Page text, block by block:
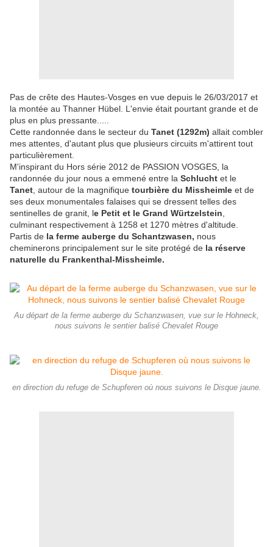
Pas de crête des Hautes-Vosges en vue depuis le 26/03/2017 et
la montée au Thanner Hübel. L'envie était pourtant grande et de
plus en plus pressante.....
Cette randonnée dans le secteur du Tanet (1292m) allait combler
mes attentes, d'autant plus que plusieurs circuits m'attirent tout
particulièrement.
M'inspirant du Hors série 2012 de PASSION VOSGES, la
randonnée du jour nous a emmené entre la Schlucht et le
Tanet , autour de la magnifique tourbière du Missheimle et de
ses deux monumentales falaises qui se dressent telles des
sentinelles de granit, le Petit et le Grand Würtzelstein
culminant respectivement à 1258 et 1270 mètres d'altitude.
Partis de la ferme auberge du Schantzwasen, nous
cheminerons principalement sur le site protégé de la réserve
naturelle du Frankenthal-Missheimle.
Au départ de la ferme auberge du Schanzwasen, vue sur le Hohneck,
nous suivons le sentier balisé Chevalet Rouge
en direction du refuge de Schupferen où nous suivons le Disque jaune.